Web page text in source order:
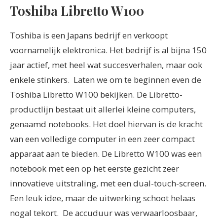
Toshiba Libretto W100
Toshiba is een Japans bedrijf en verkoopt
voornamelijk elektronica. Het bedrijf is al bijna 150
jaar actief, met heel wat succesverhalen, maar ook
enkele stinkers. Laten we om te beginnen even de
Toshiba Libretto W100 bekijken. De Libretto-
productlijn bestaat uit allerlei kleine computers,
genaamd notebooks. Het doel hiervan is de kracht
van een volledige computer in een zeer compact
apparaat aan te bieden. De Libretto W100 was een
notebook met een op het eerste gezicht zeer
innovatieve uitstraling, met een dual-touch-screen.
Een leuk idee, maar de uitwerking schoot helaas
nogal tekort. De accuduur was verwaarloosbaar,